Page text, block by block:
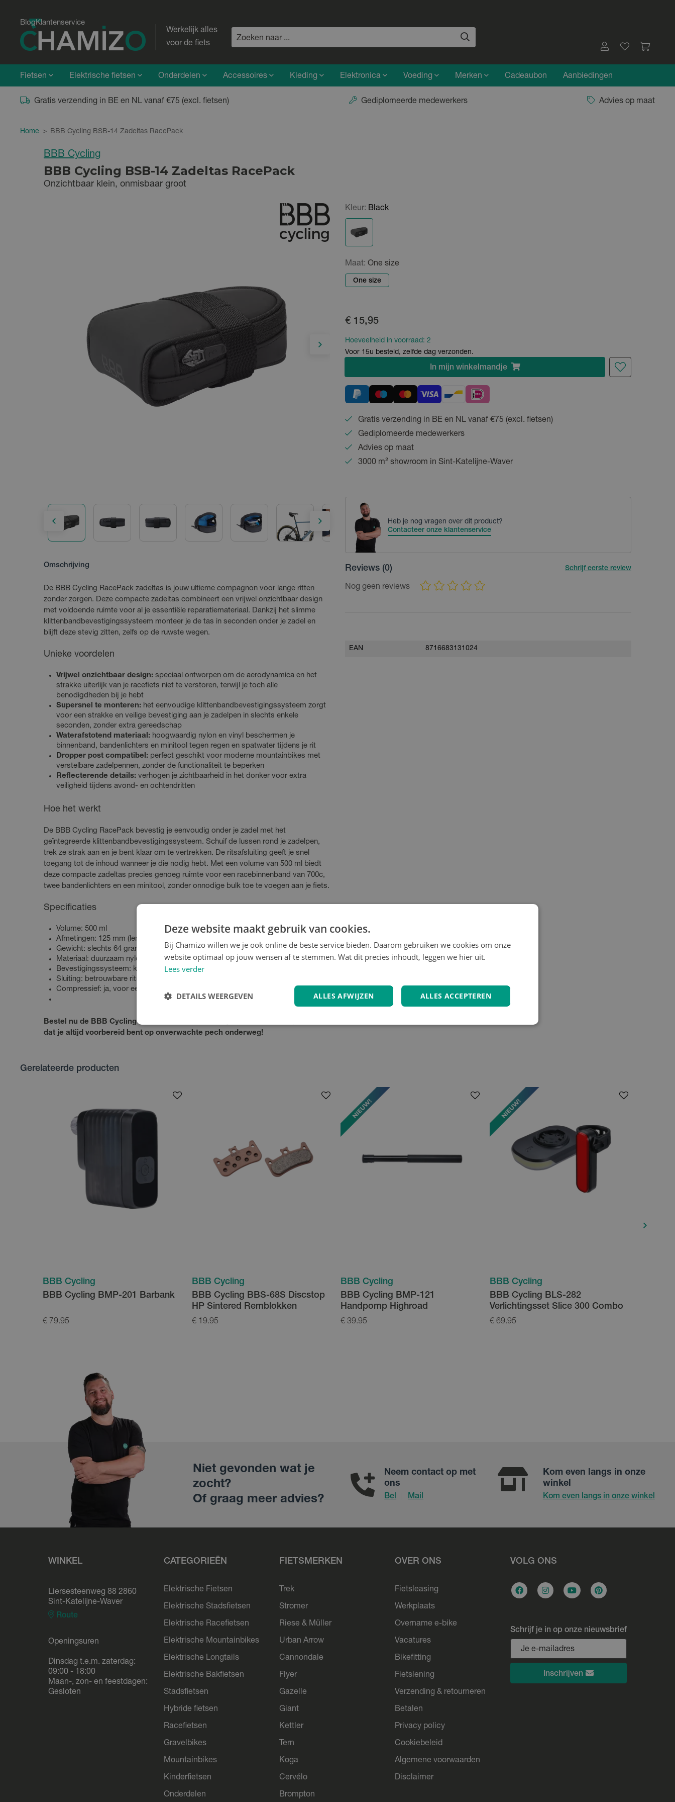
BlogKlantenservice
Werkelijk alles
voor de fiets
Fietsen Elektrische fietsen Onderdelen Accessoires Kleding Elektronica Voeding Merken Cadeaubon Aanbiedingen
Gratis verzending in BE en NL vanaf €75 (excl. fietsen) Gediplomeerde medewerkers Advies op maat
Home > BBB Cycling BSB-14 Zadeltas RacePack
BBB Cycling
BBB Cycling BSB-14 Zadeltas RacePack
Onzichtbaar klein, onmisbaar groot
Omschrijving
De BBB Cycling RacePack zadeltas is jouw ultieme compagnon voor lange ritten
zonder zorgen. Deze compacte zadeltas combineert een vrijwel onzichtbaar design
met voldoende ruimte voor al je essentiële reparatiemateriaal. Dankzij het slimme
klittenbandbevestigingssysteem monteer je de tas in seconden onder je zadel en
blijft deze stevig zitten, zelfs op de ruwste wegen.
Unieke voordelen
Vrijwel onzichtbaar design: speciaal ontworpen om de aerodynamica en het
strakke uiterlijk van je racefiets niet te verstoren, terwijl je toch alle
benodigdheden bij je hebt
Supersnel te monteren: het eenvoudige klittenbandbevestigingssysteem zorgt
voor een strakke en veilige bevestiging aan je zadelpen in slechts enkele
seconden, zonder extra gereedschap
Waterafstotend materiaal: hoogwaardig nylon en vinyl beschermen je
binnenband, bandenlichters en minitool tegen regen en spatwater tijdens je rit
Dropper post compatibel: perfect geschikt voor moderne mountainbikes met
verstelbare zadelpennen, zonder de functionaliteit te beperken
Reflecterende details: verhogen je zichtbaarheid in het donker voor extra
veiligheid tijdens avond- en ochtendritten
Hoe het werkt
De BBB Cycling RacePack bevestig je eenvoudig onder je zadel met het
geïntegreerde klittenbandbevestigingssysteem. Schuif de lussen rond je zadelpen,
trek ze strak aan en je bent klaar om te vertrekken. De ritsafsluiting geeft je snel
toegang tot de inhoud wanneer je die nodig hebt. Met een volume van 500 ml biedt
deze compacte zadeltas precies genoeg ruimte voor een racebinnenband van 700c,
twee bandenlichters en een minitool, zonder onnodige bulk toe te voegen aan je fiets.
Specificaties
Volume: 500 ml
Afmetingen: 125 mm (lengte) x 80 mm (breedte)
Gewicht: slechts 64 gram
Materiaal: duurzaam nylon en vinyl
Bevestigingssysteem: klittenband met lusconstructie
Sluiting: betrouwbare ritssluiting
Compressief: ja, voor een strakke pasvorm
Bestel nu de BBB Cycling RacePack zadeltas en rijd met vertrouwen, wetende
dat je altijd voorbereid bent op onverwachte pech onderweg!
Kleur: Black
Maat: One size
One size
€ 15,95
Hoeveelheid in voorraad: 2
Voor 15u besteld, zelfde dag verzonden.
In mijnwinkelmandje
Gratis verzending in BE en NL vanaf €75 (excl. fietsen)
Gediplomeerde medewerkers
Advies op maat
3000 m² showroom in Sint-Katelijne-Waver
Heb je nog vragen over dit product?
Contacteer onze klantenservice
Reviews (0) Schrijf eerste review
Nog geen reviews
EAN 8716683131024
Gerelateerde producten
BBB Cycling
BBB Cycling BMP-201 Barbank
€ 79.95
BBB Cycling
BBB Cycling BBS-68S Discstop
HP Sintered Remblokken
€ 19.95
BBB Cycling
BBB Cycling BMP-121
Handpomp Highroad
€ 39.95
BBB Cycling
BBB Cycling BLS-282
Verlichtingsset Slice 300 Combo
€ 69.95
Niet gevonden wat je
zocht?
Of graag meer advies?
Neem contact op met
ons
Bel Mail
Kom even langs in onze
winkel
Kom even langs in onze winkel
WINKEL
Liersesteenweg 88 2860
Sint-Katelijne-Waver
Route
Openingsuren
Dinsdag t.e.m. zaterdag:
09:00 - 18:00
Maan-, zon- en feestdagen:
Gesloten
CATEGORIEËN
Elektrische Fietsen
Elektrische Stadsfietsen
Elektrische Racefietsen
Elektrische Mountainbikes
Elektrische Longtails
Elektrische Bakfietsen
Stadsfietsen
Hybride fietsen
Racefietsen
Gravelbikes
Mountainbikes
Kinderfietsen
Onderdelen
FIETSMERKEN
Trek
Stromer
Riese & Müller
Urban Arrow
Cannondale
Flyer
Gazelle
Giant
Kettler
Tern
Koga
Cervélo
Brompton
OVER ONS
Fietsleasing
Werkplaats
Overname e-bike
Vacatures
Bikefitting
Fietslening
Verzending & retourneren
Betalen
Privacy policy
Cookiebeleid
Algemene voorwaarden
Disclaimer
VOLG ONS
Schrijf je in op onze nieuwsbrief
Inschrijven
Deze website maakt gebruik van cookies.
Bij Chamizo willen we je ook online de beste service bieden. Daarom gebruiken we cookies om onze
website optimaal op jouw wensen af te stemmen. Wat dit precies inhoudt, leggen we hier uit.
Lees verder
ALLES ACCEPTEREN
ALLES AFWIJZEN
DETAILS WEERGEVEN